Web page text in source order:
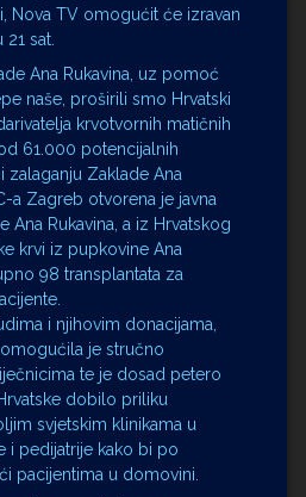
Nova TV omogućit će izravan
sat.
Ana Rukavina, uz pomoć
naše, proširili smo Hrvatski
krvotvornih matičnih
61.000 potencijalnih
zalaganju Zaklade Ana
a Zagreb otvorena je javna
Ana Rukavina, a iz Hrvatskog
krvi iz pupkovine Ana
98 transplantata za
i njihovim donacijama,
omogućila je stručno
te je dosad petero
dobilo priliku
svjetskim klinikama u
i pedijatrije kako bi po
pacijentima u domovini.